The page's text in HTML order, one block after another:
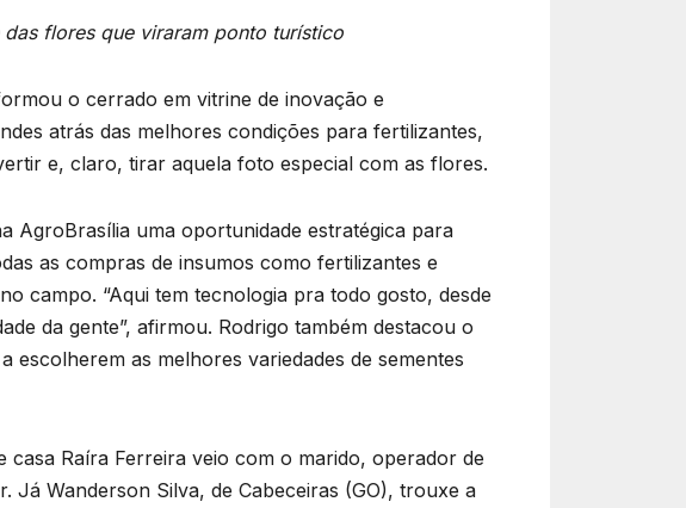
flores que viraram ponto turístico
o cerrado em vitrine de inovação e
atrás das melhores condições para fertilizantes,
e, claro, tirar aquela foto especial com as flores.
AgroBrasília uma oportunidade estratégica para
as compras de insumos como fertilizantes e
campo. “Aqui tem tecnologia pra todo gosto, desde
da gente”, afirmou. Rodrigo também destacou o
escolherem as melhores variedades de sementes
casa Raíra Ferreira veio com o marido, operador de
Já Wanderson Silva, de Cabeceiras (GO), trouxe a